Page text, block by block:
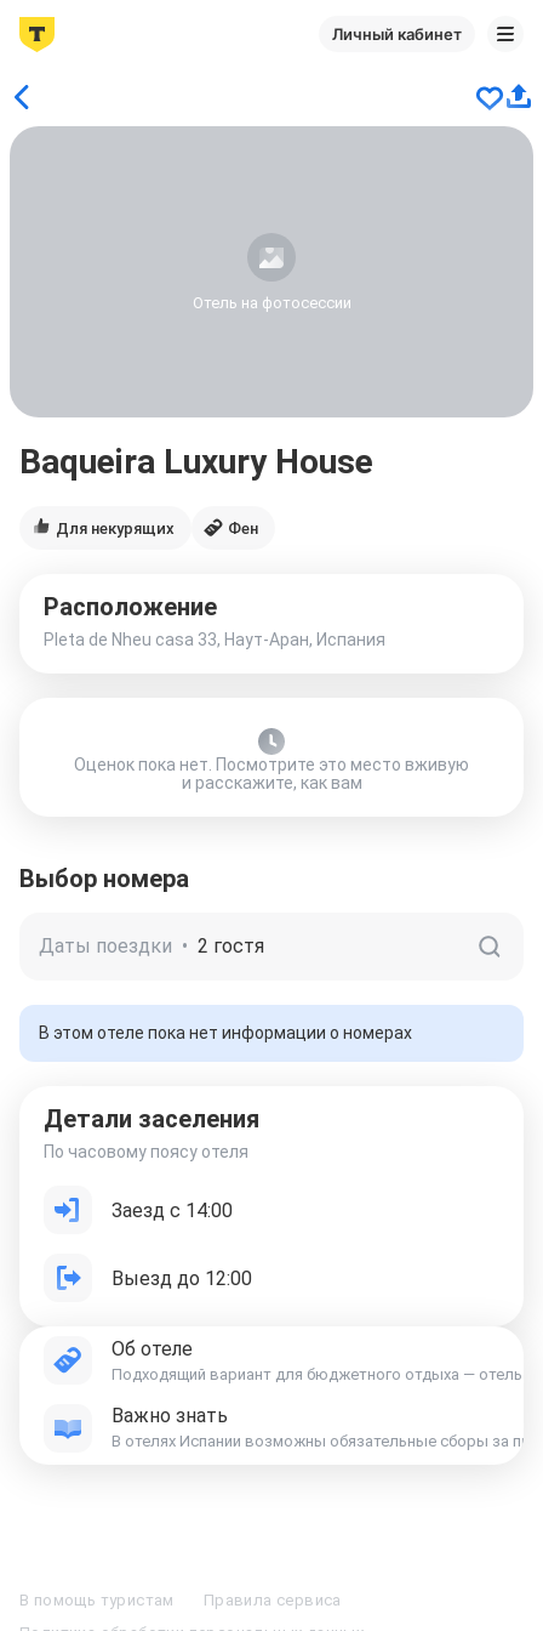
Личный кабинет
Отель на фотосессии
Baqueira Luxury House
Для некурящих Фен
Расположение
Pleta de Nheu casa 33, Наут-Аран, Испания
Оценок пока нет. Посмотрите это место вживую
и расскажите, как вам
Выбор номера
Даты поездки • 2 гостя
В этом отеле пока нет информации о номерах
Детали заселения
По часовому поясу отеля
Заезд с 14:00
Выезд до 12:00
Об отеле
Подходящий вариант для бюджетного отдыха — отель
Важно знать
В отелях Испании возможны обязательные сборы за
Отели в КазаниОтели в Нижнем Новгороде
В помощь туристам
Правила сервиса